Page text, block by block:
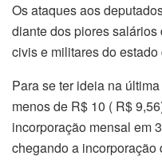
Os ataques aos
diante dos piores
civis e militares do estado
Para se ter ideia na
menos de R$ 10 ( R$
incorporação mensal em
chegando a incorporação